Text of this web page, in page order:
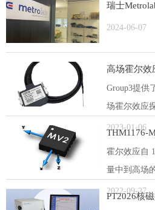
瑞士
2024-06-07
高场霍尔效
Group3提供
场霍尔效应
高范围内测
2023-01-06
THM1176-
霍尔效应自
量中到高场
泛。事实上
2022-09-27
PT2026核